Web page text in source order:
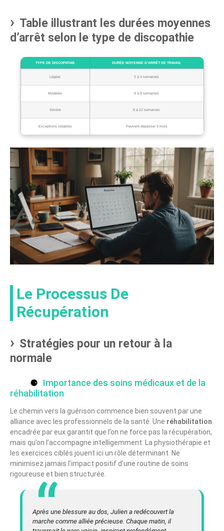
Table illustrant les durées moyennes
d’arrêt selon le type de discopathie
TYPE DE DISCOPATHIE DURÉE MOYENNE D’ARRÊT DE TRAVAIL
Légère 2 à 4 semaines
Modérée 4 à 8 semaines
Sévère 8 à 12 semaines
Exceptions notables Peuvent dépasser 3 mois
Le Processus De
Récupération
Stratégies pour un retour à la
normale
Importance des soins médicaux et de la
réhabilitation
Le chemin vers la guérison commence bien souvent par une
alliance avec les professionnels de la santé. Une réhabilitation
encadrée par eux garantit que l’on ne force pas la récupération,
mais qu’on l’accompagne intelligemment. La physiothérapie et
les exercices ciblés jouent ici un rôle déterminant. Ne
minimisez jamais l’impact positif d’une routine de soins
rigoureuse et bien structurée.
Après une blessure au dos, Julien a redécouvert la
marche comme alliée précieuse. Chaque matin, il